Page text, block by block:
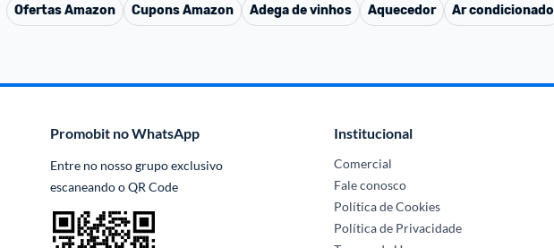
OfertasAmazon CuponsAmazon Adega de vinhos Aquecedor Ar condicionado
Promobit no WhatsApp
Entre no nosso grupo exclusivo
escaneando o QR Code
Institucional
Comercial
Fale conosco
Política de Cookies
Política de Privacidade